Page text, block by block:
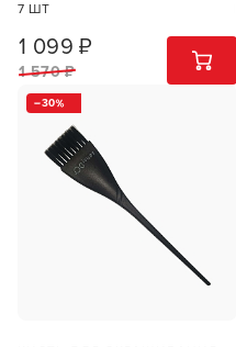
7 ШТ
1 099 ₽
1 570 ₽
1 ШТ
30